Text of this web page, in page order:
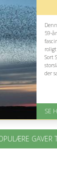
59-
Sort
der
Eller
på
SE
GAVER